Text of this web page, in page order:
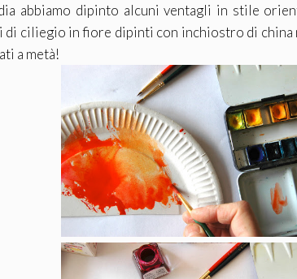
abbiamo dipinto alcuni ventagli in stile
di ciliegio in fiore dipinti con inchiostro di
a metà!